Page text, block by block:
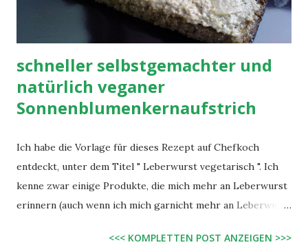
Zitronensaft, Salz, Knoblauch, Korianderblättern und Wok-
Gewürzzubereitung abschmecken. Simpel, lecker.
schneller selbstgemachter und
natürlich veganer
Sonnenblumenkernaufstrich
Ich habe die Vorlage für dieses Rezept auf Chefkoch
entdeckt, unter dem Titel " Leberwurst vegetarisch ". Ich
kenne zwar einige Produkte, die mich mehr an Leberwurst
erinnern (auch wenn ich mich garnicht mehr an Leberwurst
Pasteten sagen "Woah! Die schmeckt ja voll nach
<<< KOMPLETTEN POST ANZEIGEN >>>